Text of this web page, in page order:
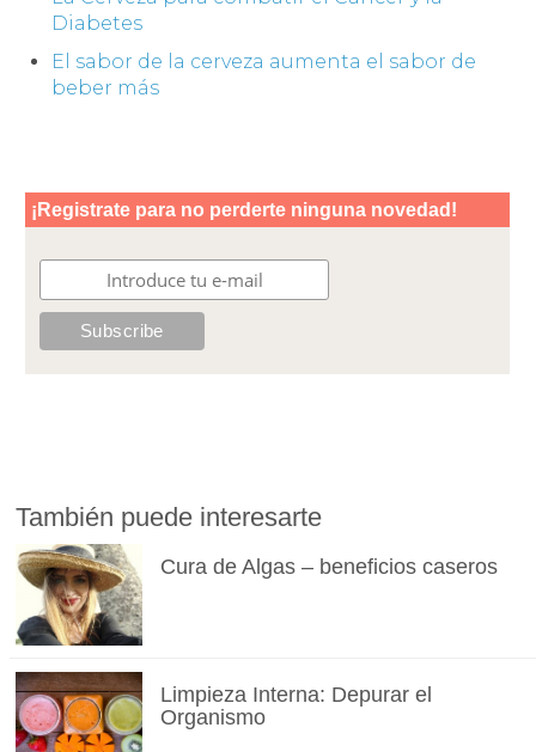
Diabetes
El sabor de la cerveza aumenta el sabor de
beber más
También puede interesarte
Cura de Algas – beneficios caseros
Limpieza Interna: Depurar el
Organismo